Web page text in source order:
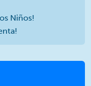
Niños!